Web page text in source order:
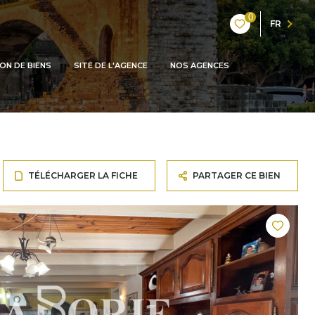
0
FR
DE BIENS SITE DE L'AGENCE NOS AGENCES
TÉLÉCHARGER LA FICHE PARTAGER CE BIEN